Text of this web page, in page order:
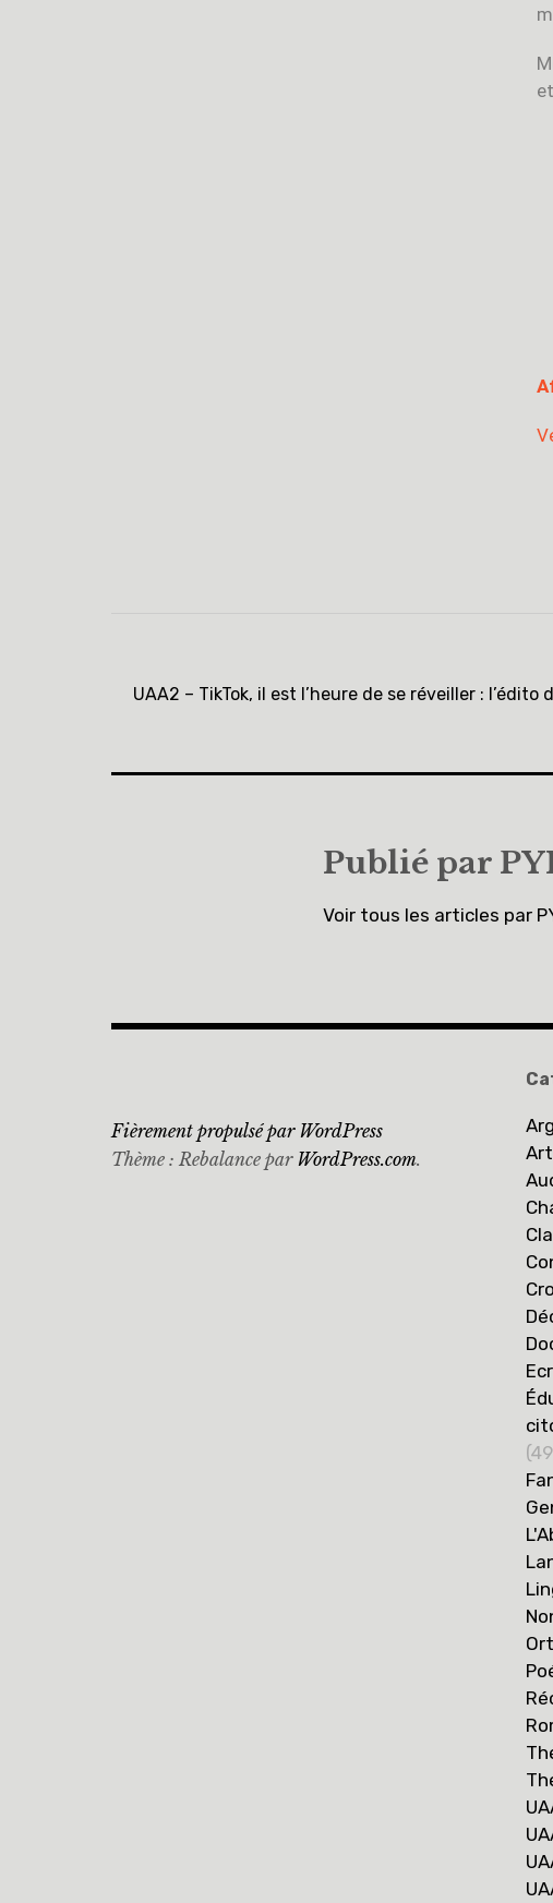
UAA2 – TikTok, il est l’heure de se réveiller : l’édito
Publié par
Voir tous les articles par
Fièrement propulsé par WordPress
Thème : Rebalance par WordPress.com.